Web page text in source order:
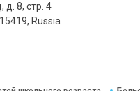
д. 8, стр. 4
Russia